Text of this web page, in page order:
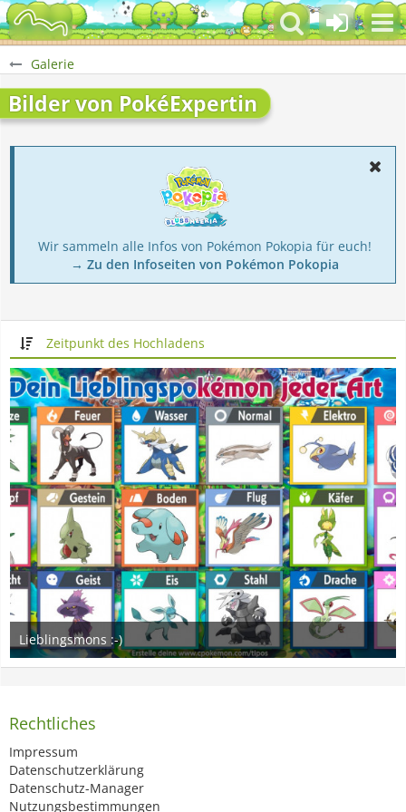
Galerie
Bilder von PokéExpertin
Wir sammeln alle Infos von Pokémon Pokopia für euch!
→ Zu den Infoseiten von Pokémon Pokopia
Zeitpunkt des Hochladens
Lieblingsmons :-)
16. Februar 2021
Rechtliches
Impressum
Datenschutzerklärung
Datenschutz-Manager
Nutzungsbestimmungen